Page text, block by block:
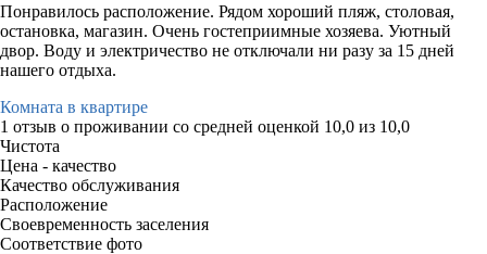
Понравилось расположение. Рядом хороший пляж, столовая,
остановка, магазин. Очень гостеприимные хозяева. Уютный
двор. Воду и электричество не отключали ни разу за 15 дней
нашего отдыха.
Комната в квартире
1 отзыв о проживании со средней оценкой 10,0 из 10,0
Чистота
Цена - качество
Качество обслуживания
Расположение
Своевременность заселения
Соответствие фото